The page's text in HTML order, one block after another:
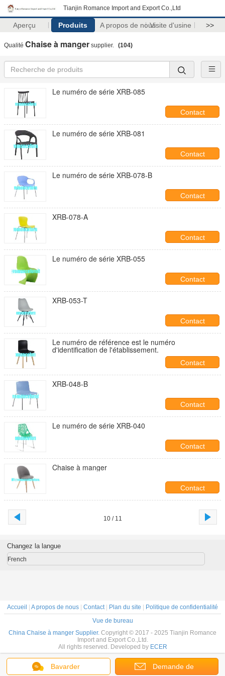
Tianjin Romance Import and Export Co.,Ltd
Aperçu Produits A propos de nousVisite d'usine >>
Qualité Chaise à manger supplier. (104)
Le numéro de série XRB-085
Contact
Le numéro de série XRB-081
Contact
Le numéro de série XRB-078-B
Contact
XRB-078-A
Contact
Le numéro de série XRB-055
Contact
XRB-053-T
Contact
Le numéro de référence est le numéro
d'identification de l'établissement.
Contact
XRB-048-B
Contact
Le numéro de série XRB-040
Contact
Chaise à manger
Contact
10 / 11
Bavarder Demande de
Changez la langue
French
Accueil A propos de nous Contact| Plan du site
Politique de confidentialité
Vue de bureau
China Chaise à manger Supplier. Copyright © 2017 - 2025 Tianjin Romance
Import and Export Co.,Ltd.
All rights reserved. Developed by ECER